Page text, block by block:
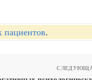
пациентов.